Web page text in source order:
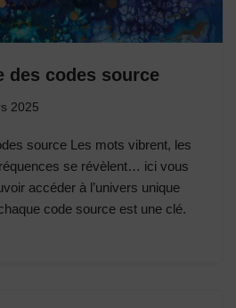
des codes source
2025
source Les mots vibrent, les
se révèlent… ici vous
accéder à l’univers unique
code source est une clé.